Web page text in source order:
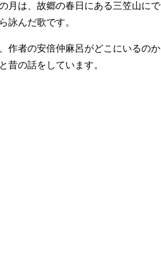
月は、故郷の春日にある三笠山に
詠んだ歌です。
作者の安倍仲麻呂がどこにいるの
昔の話をしています。